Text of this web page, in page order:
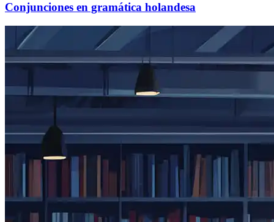
Conjunciones en gramática holandesa